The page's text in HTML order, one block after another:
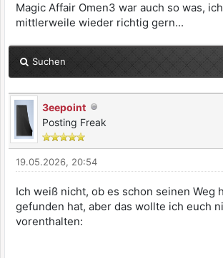
Magic Affair Omen3 war auch so was,
mittlerweile wieder richtig gern...
Suchen
3eepoint
Posting Freak
19.05.2026, 20:54
Ich weiß nicht, ob es schon seinen Weg
gefunden hat, aber das wollte ich euch
vorenthalten: